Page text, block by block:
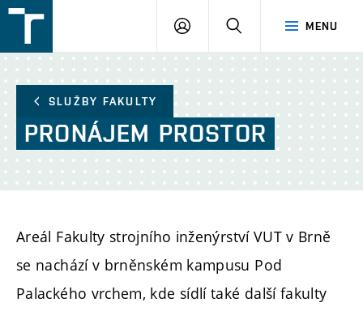
v
Brně
MENU
PŘIHLÁŠENÍ
SLUŽBY FAKULTY
PRONÁJEM PROSTOR
Areál Fakulty strojního inženýrství VUT v Brně
se nachází v brněnském kampusu Pod
Palackého vrchem, kde sídlí také další fakulty